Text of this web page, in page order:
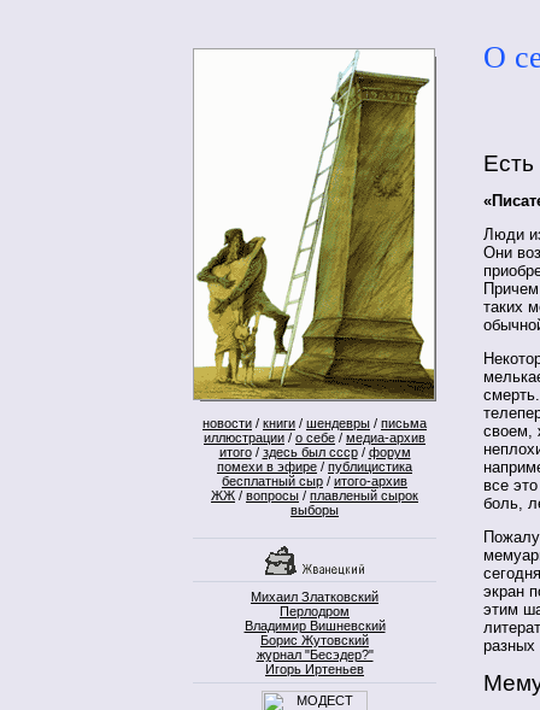
новости / книги / шендевры / письма
иллюстрации / о себе / медиа-архив
итого/ здесь был ссср/ форум
помехи в эфире / публицистика
бесплатный сыр / итого-архив
ЖЖ / вопросы / плавленый сырок
выборы
Михаил Златковский
Перлодром
Владимир Вишневский
Борис Жутовский
журнал "Бесэдер?"
Игорь Иртеньев
О
Люди
Они
таких
своем,
все
боль,
экран
этим